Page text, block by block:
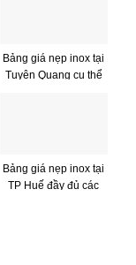
Bảng giá nẹp inox tại
Tuyên Quang cụ thể
Bảng giá nẹp inox tại
TP Huế đầy đủ các